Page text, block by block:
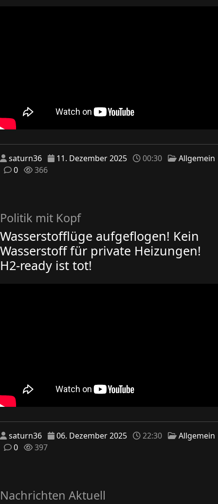
saturn36 11. Dezember 2025 00:30
Allgemein
0
366
Politik mit Kopf
Wasserstofflüge aufgeflogen! Kein
Wasserstoff für private Heizungen!
H2-ready ist tot!
saturn36 06. Dezember 2025 22:30
Allgemein
0
397
Nachrichten Aktuell